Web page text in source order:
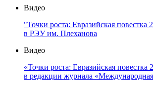
Видео
"Точки роста: Евразийская повестка
в РЭУ им. Плеханова
Видео
«Точки роста: Евразийская повестка
в редакции журнала